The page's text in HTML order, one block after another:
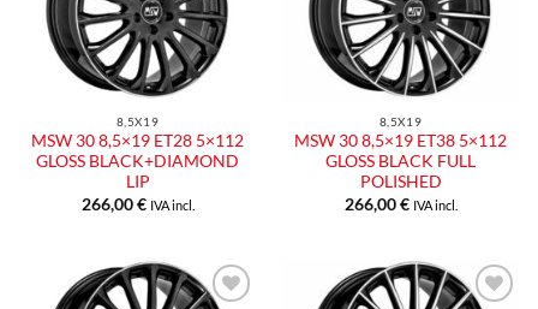
dei
desideri
8,5X19
MSW 30 8,5×19 ET28 5×112
GLOSS BLACK+DIAMOND
LIP
266,00€ IVA incl.
dei
desideri
8,5X19
MSW 30 8,5×19 ET38 5×112
GLOSS BLACK FULL
POLISHED
266,00€ IVA incl.